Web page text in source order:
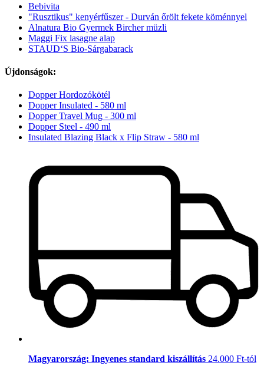
Bebivita
"Rusztikus" kenyérfűszer - Durván őrölt fekete köménnyel
Alnatura Bio Gyermek Bircher müzli
Maggi Fix lasagne alap
STAUD‘S Bio-Sárgabarack
Újdonságok:
Dopper Hordozókötél
Dopper Insulated - 580 ml
Dopper Travel Mug - 300 ml
Dopper Steel - 490 ml
Insulated Blazing Black x Flip Straw - 580 ml
Magyarország: Ingyenes standard kiszállítás 24.000 Ft-tól